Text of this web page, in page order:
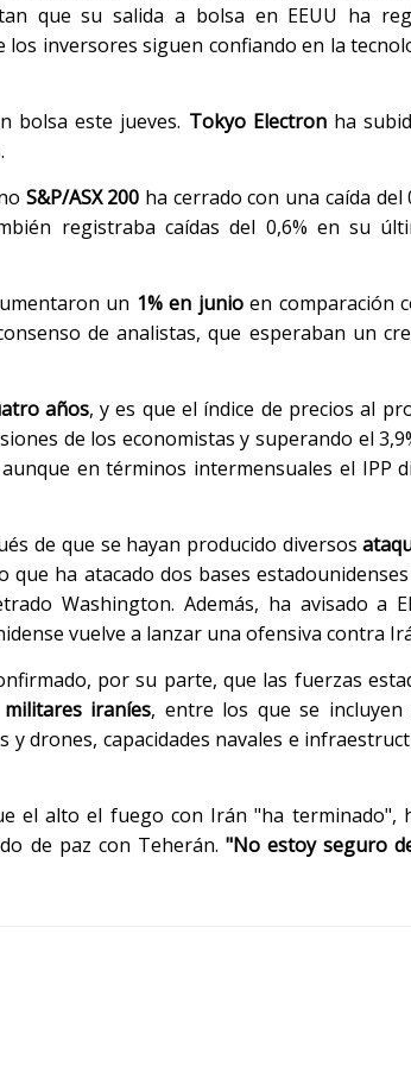
que su salida a bolsa en EEUU ha
los inversores siguen confiando en la
bolsa este jueves. Tokyo Electronha
S&P/ASX 200 ha cerrado con una caída del
registraba caídas del 0,6% en su
un 1% en junioen comparación
de analistas, que esperaban un
años, y es que el índice de precios al
de los economistas y superando el
en términos intermensuales el IPP
de que se hayan producido diversos
que ha atacado dos bases
Washington. Además, ha avisado a
vuelve a lanzar una ofensiva contra
por su parte, que las fuerzas
iraníes, entre los que se incluyen
drones, capacidades navales e
el alto el fuego con Irán "ha terminado",
de paz con Teherán. "No estoy seguro